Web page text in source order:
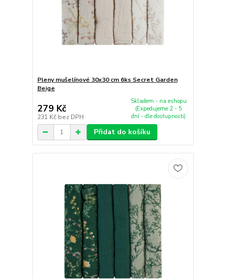
Pleny mušelínové 30x30 cm 6ks Secret Garden
Beige
279 Kč
231 Kč bez DPH
Skladem - na eshopu
(Expedujeme 2 - 5
dní - dle dostupnosti)
Přidat do košíku